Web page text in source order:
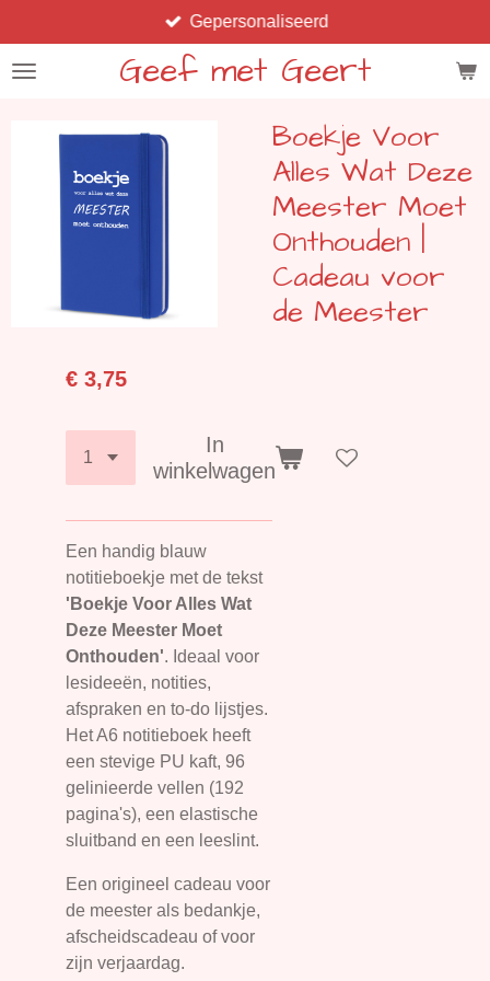
direct
naar
Geef met Geert
Gepersonaliseerd
Boekje Voor
Alles Wat Deze
Meester Moet
Onthouden |
Cadeau voor
de Meester
€ 3,75
In
winkelwagen
Een handig blauw
notitieboekje met de tekst
'Boekje Voor Alles Wat
Deze Meester Moet
Onthouden'. Ideaal voor
lesideeën, notities,
afspraken en to-do lijstjes.
Het A6 notitieboek heeft
een stevige PU kaft, 96
gelinieerde vellen (192
pagina's), een elastische
sluitband en een leeslint.
Een origineel cadeau voor
de meester als bedankje,
afscheidscadeau of voor
zijn verjaardag.